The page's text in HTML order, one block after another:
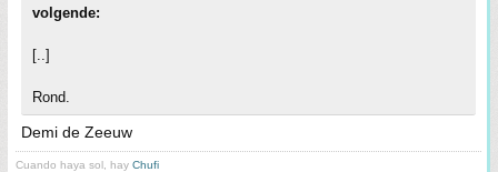
volgende:
[..]
Rond.
Demi de Zeeuw
Cuando haya sol, hay Chufi